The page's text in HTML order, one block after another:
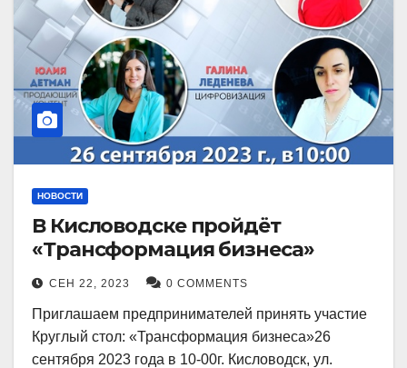
НОВОСТИ
В Кисловодске пройдёт
«Трансформация бизнеса»
СЕН 22, 2023 0 COMMENTS
Приглашаем предпринимателей принять участие
Круглый стол: «Трансформация бизнеса»26
сентября 2023 года в 10-00г. Кисловодск, ул.